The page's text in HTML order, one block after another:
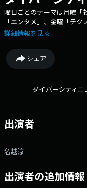
曜日ごとのテーマは月曜「
「エンタメ」、金曜「テ
で出演し、話題のニュー
（ノンフィクション作
第4週：朝比奈一郎（青
ibaraki.com X：ハッシュ
詳細情報を見る
シェア
ダイバーシティ
出演者
名越涼
出演者の追加情報